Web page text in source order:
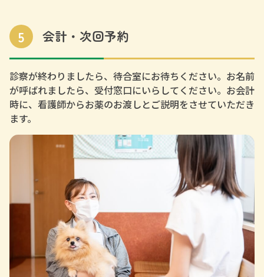
5 会計・次回予約
診察が終わりましたら、待合室にお待ちください。お名前
が呼ばれましたら、受付窓口にいらしてください。お会計
時に、看護師からお薬のお渡しとご説明をさせていただき
ます。